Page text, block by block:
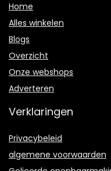
Home
Alles winkelen
Blogs
Overzicht
Onze webshops
Adverteren
Verklaringen
Privacybeleid
algemene voorwaarden